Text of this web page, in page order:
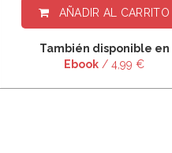
AÑADIR AL CARRITO
También disponible en
Ebook / 4,99 €